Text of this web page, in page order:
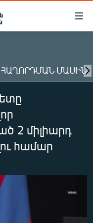
ՀԱՂՈՐԴՄԱՆ ՄԱՍԻՆ
2 միլիարդ
համար